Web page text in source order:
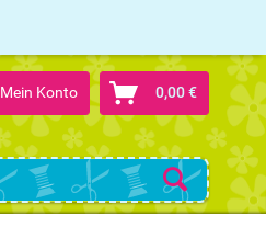
Mein Konto 0,00 €